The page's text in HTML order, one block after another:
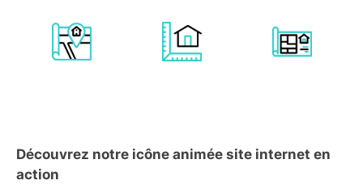
Découvrez notre icône animée site internet en
action